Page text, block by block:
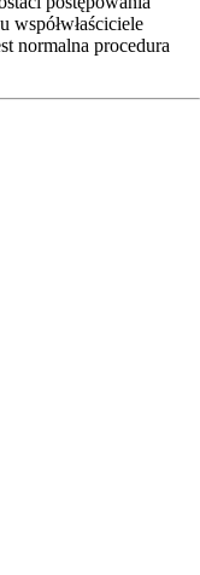
współwłaściciele
normalna procedura